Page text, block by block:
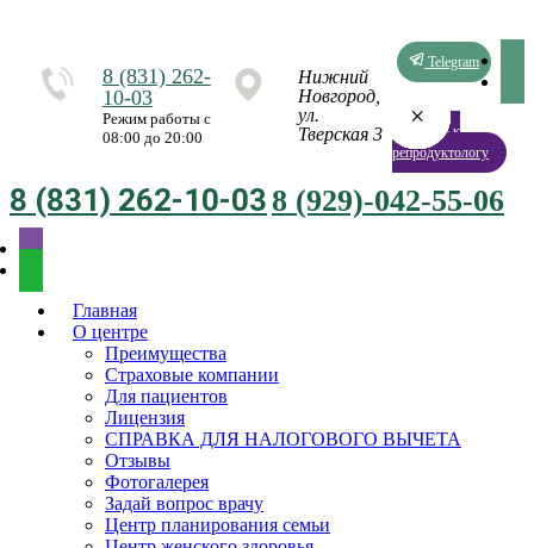
8 (831) 262-
10-03
Режим работы с
08:00 до 20:00
Нижний
Новгород,
ул.
Тверская 3
Telegram
Запись к
репродуктологу
8 (831) 262-10-038 (929)-042-55-06
Главная
О центре
Преимущества
Страховые компании
Для пациентов
Лицензия
СПРАВКА ДЛЯ НАЛОГОВОГО ВЫЧЕТА
Отзывы
Фотогалерея
Задай вопрос врачу
Центр планирования семьи
×
×
×
×
×
×
×
×